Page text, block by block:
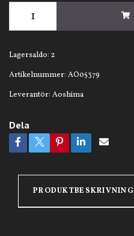
Lagersaldo: 2
Artikelnummer: AO05379
Leverantör: Aoshima
Dela
PRODUKTBESKRIVNING